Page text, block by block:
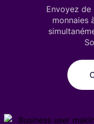
Envoyez
monnaies